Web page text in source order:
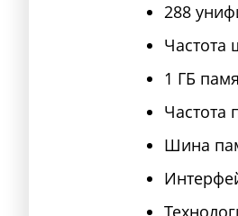
288
Частота
1 ГБ
Частота
Шина